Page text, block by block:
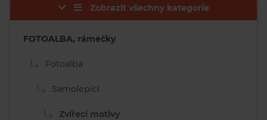
Zobrazit všechny kategorie
FOTOALBA, rámečky
Fotoalba
Samolepící
Zvířecí motivy